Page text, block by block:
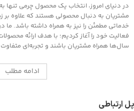
در دنیای امروز، انتخاب یک محصول چرمی
مشتریان به دنبال محصولی هستند که علاوه بر
خدماتی مطمئن را نیز به همراه داشته باشد. ما
فعالیت خود را آغاز کردیم؛ با هدف ارائه
سال‌ها همراه مشتریان باشند و تجربه‌ای متفاوت
ادامه مطلب
پل ارتباطی